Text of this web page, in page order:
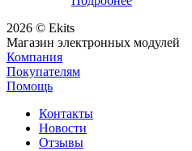
2026 © Ekits
Магазин электронных модулей
Компания
Покупателям
Помощь
Контакты
Новости
Отзывы